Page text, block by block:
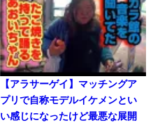
【アラサーゲイ】マッチングア
プリで自称モデルイケメンとい
い感じになったけど最悪な展開